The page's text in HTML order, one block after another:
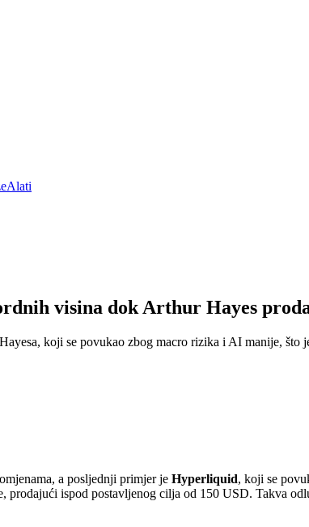
Alati
visina dok Arthur Hayes
koji se povukao zbog macro rizika i AI manije, što
a posljednji primjer je Hyperliquid, koji se
prodajući ispod postavljenog cilja od 150 USD. Takva